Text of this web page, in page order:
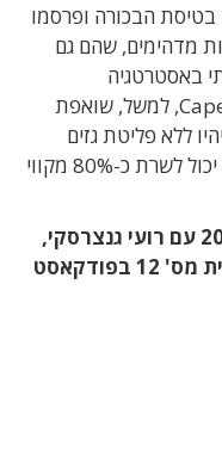
בטיסת הבכורה ופרסמו
מדהימים, שהם גם
באסטרטגיה
הסביבתית ארוכת הטווח שלהם. Cape Air, למשל, שואפת
ללא פליטת גזים
לאטמוספירה. הדגם הנוכחי של 'אליס' יכול לשרת כ-80% מקווי
האזינו לשיחה שהתקיימה ביוני 2019 עם רועי גנצרסקי,
לשעבר יו"ר אוויאיישן (מתוך תוכנית מס' 12 בפודקאסט